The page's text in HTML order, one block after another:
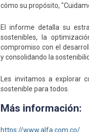
cómo su propósito,
El informe detalla su
sostenibles, la
compromiso con el
y consolidando la
Les invitamos a explorar
sostenible para todos.
Más información:
https://www.alfa.com.co/